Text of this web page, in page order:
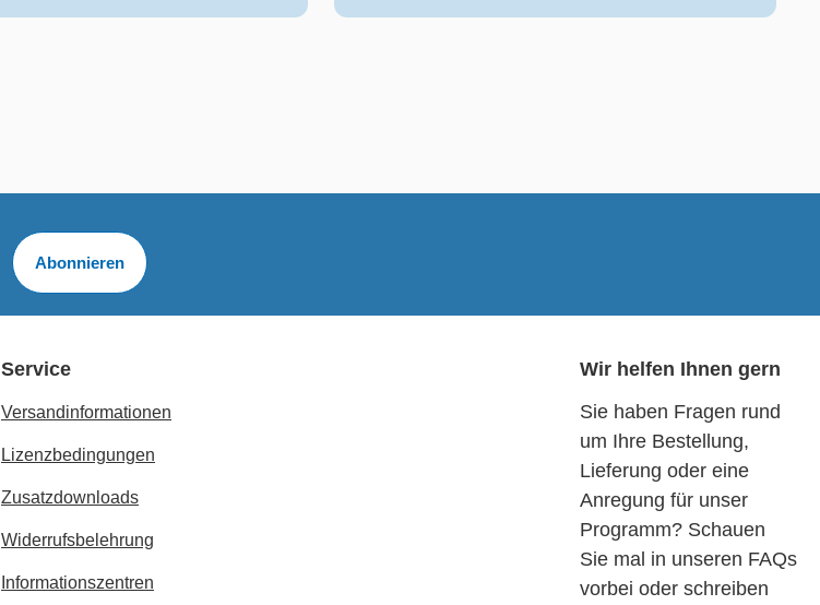
Abonnieren
Service
Versandinformationen
Lizenzbedingungen
Zusatzdownloads
Widerrufsbelehrung
Informationszentren
Wir helfen Ihnen gern
Sie haben Fragen rund
um Ihre Bestellung,
Lieferung oder eine
Anregung für unser
Programm? Schauen
Sie mal in unseren FAQs
vorbei oder schreiben